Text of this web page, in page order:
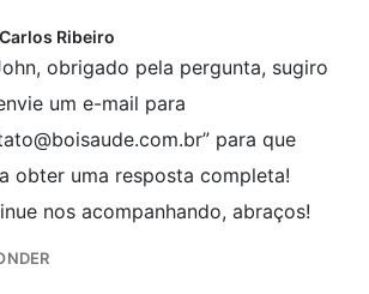
Ribeiro
obrigado pela pergunta, sugiro
um e-mail para
para que
obter uma resposta completa!
nos acompanhando, abraços!